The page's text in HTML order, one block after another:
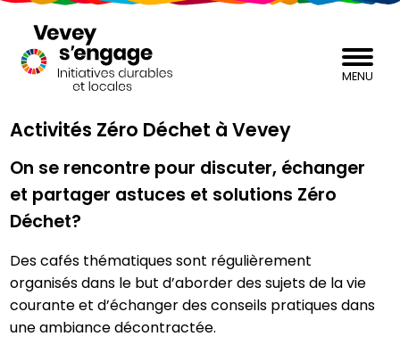
MENU
Activités Zéro Déchet à Vevey
On se rencontre pour discuter, échanger
et partager astuces et solutions Zéro
Déchet?
Des cafés thématiques sont régulièrement
organisés dans le but d’aborder des sujets de la vie
courante et d’échanger des conseils pratiques dans
une ambiance décontractée.